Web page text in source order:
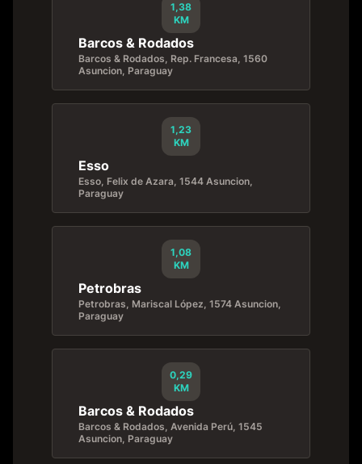
1,38
KM
Barcos & Rodados
Barcos & Rodados, Rep. Francesa, 1560
Asuncion, Paraguay
1,23
KM
Esso
Esso, Felix de Azara, 1544 Asuncion,
Paraguay
1,08
KM
Petrobras
Petrobras, Mariscal López, 1574 Asuncion,
Paraguay
0,29
KM
Barcos & Rodados
Barcos & Rodados, Avenida Perú, 1545
Asuncion, Paraguay